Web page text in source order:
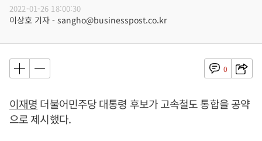
2022-01-26 18:00:30
이상호 기자 - sangho@businesspost.co.kr
0
이재명 더불어민주당 대통령 후보가 고속철도 통합을 공약
으로 제시했다.